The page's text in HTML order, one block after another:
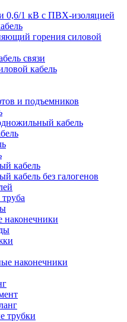
0,6/1 кВ с ПВХ-изоляцией
горения силовой
связи
кабель
и подъемников
кабель
кабель
кабель без галогенов
наконечники
наконечники
трубки